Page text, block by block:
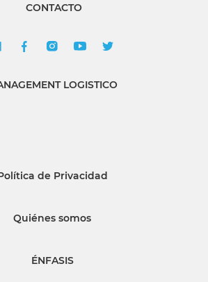
CONTACTO
LOGISTICO
de Privacidad
Quiénes somos
ÉNFASIS